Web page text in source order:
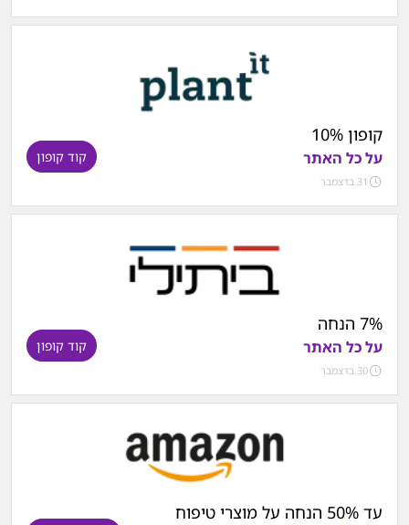
קופון 10%
על כל האתר
31 בדצמבר
קוד קופון
7% הנחה
על כל האתר
30 בדצמבר
קוד קופון
עד 50% הנחה על מוצרי טיפוח